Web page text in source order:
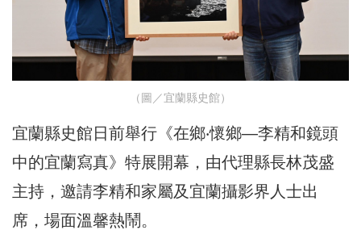
（圖／宜蘭縣史館）
宜蘭縣史館日前舉行《在鄉‧懷鄉—李精和鏡頭
中的宜蘭寫真》特展開幕，由代理縣長林茂盛
主持，邀請李精和家屬及宜蘭攝影界人士出
席，場面溫馨熱鬧。